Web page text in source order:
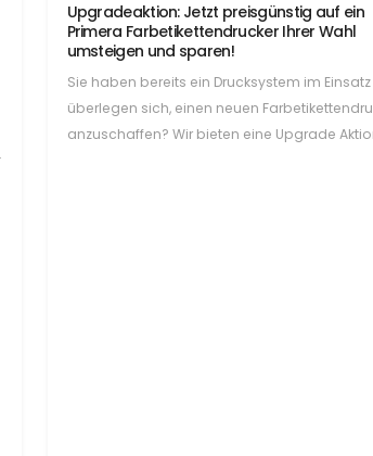
Upgradeaktion: Jetzt preisgünstig auf ein
Primera Farbetikettendrucker Ihrer Wahl
umsteigen und sparen!
Sie haben bereits ein Drucksystem im
überlegen sich, einen neuen
anzuschaffen? Wir bieten eine Upgrade